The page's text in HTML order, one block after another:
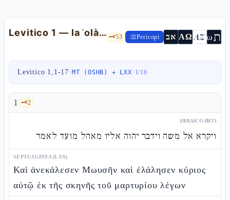
Levitico 1 — la ʿolàh, la semikhàt yadàyim, "odore gradito" 🗝️53 Pericopi אב ΑΩ AZωת
Levitico 1,1-17· MT (OSHB) + LXX· 1/16
1 🗝️2
EBRAICO (MT)
ויקרא אל משה וידבר יהוה אליו מאהל מועד לאמר
SEPTUAGINTA (LXX)
Καὶ ἀνεκάλεσεν Μωυσῆν καὶ ἐλάλησεν κύριος
αὐτῷ ἐκ τῆς σκηνῆς τοῦ μαρτυρίου λέγων